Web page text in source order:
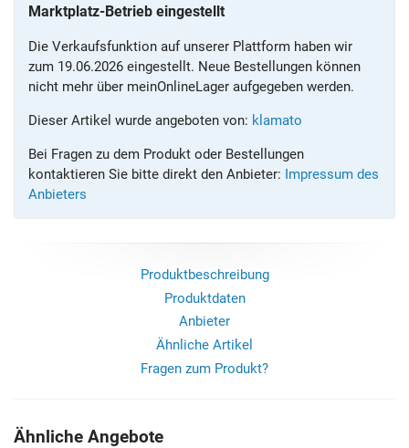
Marktplatz-Betrieb eingestellt
Die Verkaufsfunktion auf unserer Plattform haben wir
zum 19.06.2026 eingestellt. Neue Bestellungen können
nicht mehr über meinOnlineLager aufgegeben werden.
Dieser Artikel wurde angeboten von: klamato
Bei Fragen zu dem Produkt oder Bestellungen
kontaktieren Sie bitte direkt den Anbieter: Impressum des
Anbieters
Produktbeschreibung
Produktdaten
Anbieter
Ähnliche Artikel
Fragen zum Produkt?
Ähnliche Angebote